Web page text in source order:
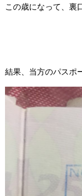
この歳になって、裏
結果、当方のパスポ